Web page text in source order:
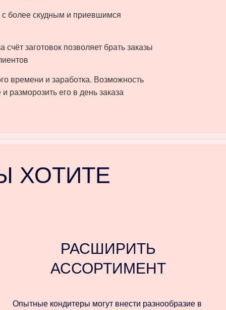
с более скудным и приевшимся
заготовок позволяет брать заказы
времени и заработка. Возможность
разморозить его в день заказа⠀
ХОТИТЕ
РАСШИРИТЬ
АССОРТИМЕНТ
Опытные кондитеры могут внести разнообразие в